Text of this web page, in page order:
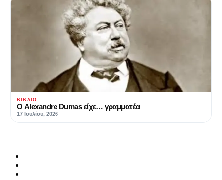
ΒΙΒΛΊΟ
Ο Alexandre Dumas είχε… γραμματέα
17 Ιουλίου, 2026